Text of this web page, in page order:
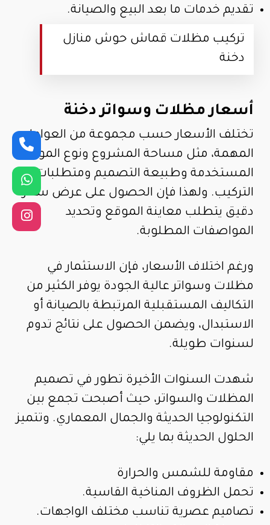
تقديم خدمات ما بعد البيع والصيانة.
تركيب مظلات قماش حوش منازل
دخنة
أسعار مظلات وسواتر دخنة
تختلف الأسعار حسب مجموعة من العوامل
المهمة، مثل مساحة المشروع ونوع المواد
المستخدمة وطبيعة التصميم ومتطلبات
التركيب. ولهذا فإن الحصول على عرض سعر
دقيق يتطلب معاينة الموقع وتحديد
المواصفات المطلوبة.
ورغم اختلاف الأسعار، فإن الاستثمار في
مظلات وسواتر عالية الجودة يوفر الكثير من
التكاليف المستقبلية المرتبطة بالصيانة أو
الاستبدال، ويضمن الحصول على نتائج تدوم
لسنوات طويلة.
شهدت السنوات الأخيرة تطور في تصميم
المظلات والسواتر، حيث أصبحت تجمع بين
التكنولوجيا الحديثة والجمال المعماري. وتتميز
الحلول الحديثة بما يلي:
مقاومة للشمس والحرارة
تحمل الظروف المناخية القاسية.
تصاميم عصرية تناسب مختلف الواجهات.